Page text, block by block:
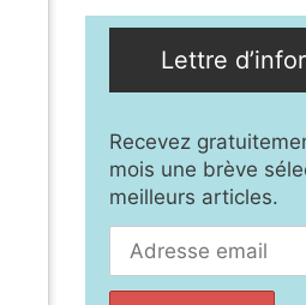
Lettre
Recevez
mois une brève
meilleurs articles.